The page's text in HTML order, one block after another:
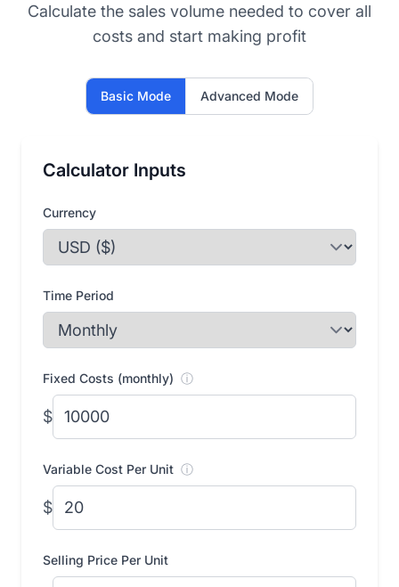
Calculate the sales volume needed to cover all
costs and start making profit
Basic Mode Advanced Mode
Calculator Inputs
Currency
Time Period
Fixed Costs (monthly) ⓘ
$
Variable Cost Per Unit ⓘ
$
Selling Price Per Unit